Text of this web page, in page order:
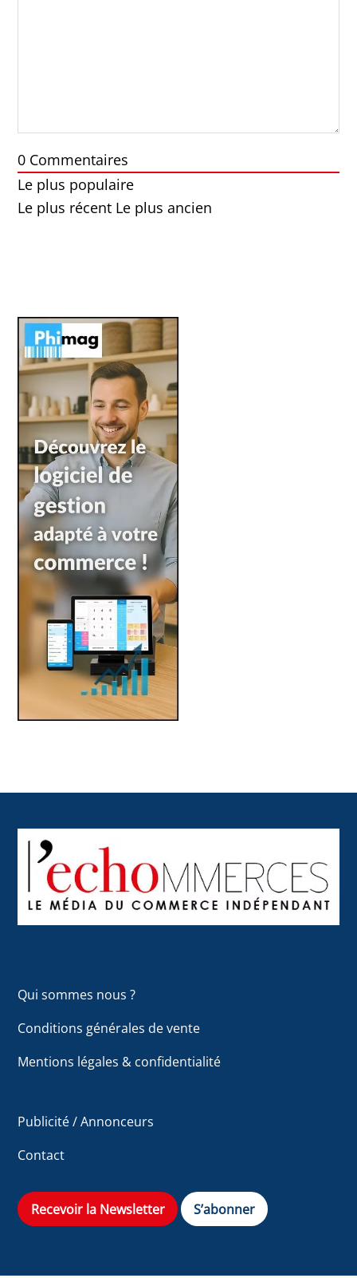
0 Commentaires
Le plus populaire
Le plus récent Le plus ancien
To
Top
Qui sommes nous ?
Conditions générales de vente
Mentions légales & confidentialité
Publicité / Annonceurs
Contact
Recevoir la Newsletter S’abonner